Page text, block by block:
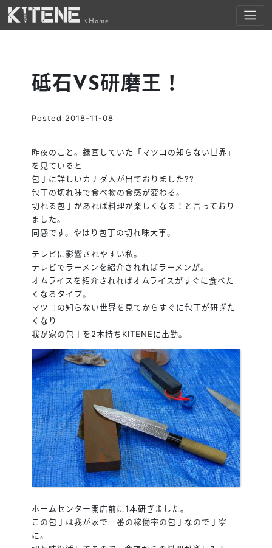
Home
砥石VS研磨王！
Posted 2018-11-08
昨夜のこと。録画していた「マツコの知らない世界」
を見ていると
包丁に詳しいカナダ人が出ておりました??
包丁の切れ味で食べ物の食感が変わる。
切れる包丁があれば料理が楽しくなる！と言っており
ました。
同感です。やはり包丁の切れ味大事。
テレビに影響されやすい私。
テレビでラーメンを紹介されればラーメンが。
オムライスを紹介されればオムライスがすぐに食べた
くなるタイプ。
マツコの知らない世界を見てからすぐに包丁が研ぎた
くなり
我が家の包丁を2本持ちKITENEに出勤。
ホームセンター開店前に1本研ぎました。
この包丁は我が家で一番の稼働率の包丁なので丁寧
に。